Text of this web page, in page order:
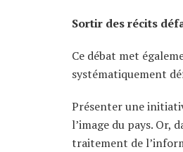
Sortir des récits
Ce débat met
systématiquement
Présenter une
l’image du pays.
traitement de